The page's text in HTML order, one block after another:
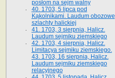
posłom na sejm walny
40. 1703, 5 lipca pod
Kąkolnikami. Laudum obozowe
szlachty halickiej
41­. 1703, 3 sierpnia, Halicz.
Laudum sejmiku ziemskiego
42. 1703, 4 sierpnia, Halicz.
Limitacya sejmiku ziemskiego.
43. 1703, 16 sierpnia, Halicz.
Laudum sejmiku ziemskiego
relacyjnego